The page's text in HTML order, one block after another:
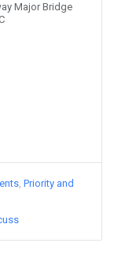
Major Bridge
Priority and